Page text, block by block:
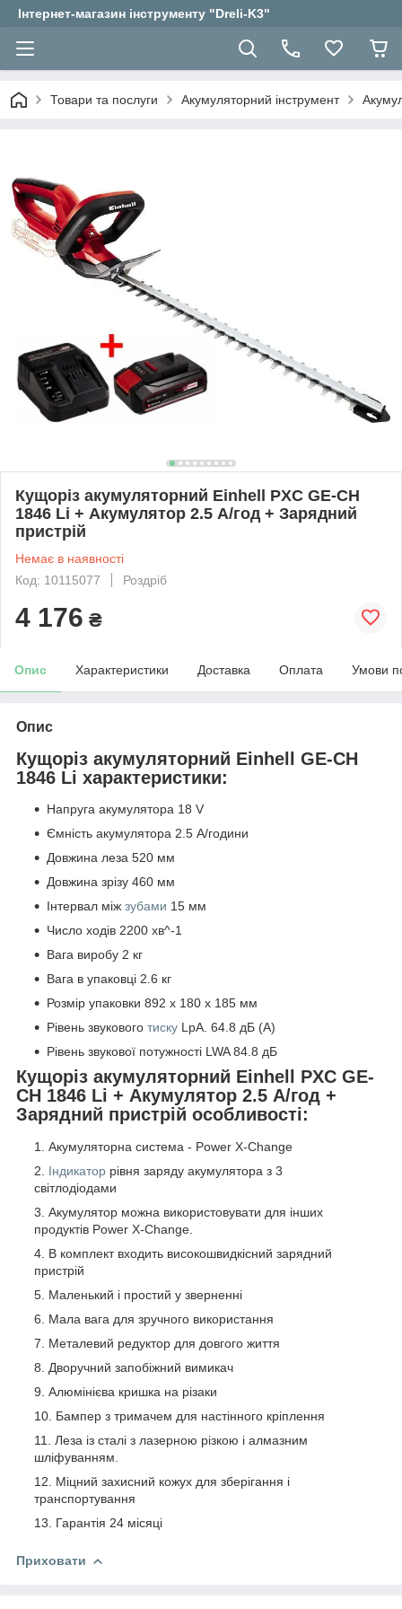
Інтернет-магазин інструменту "Dreli-K3"
Товари та послуги Акумуляторний інструмент
Кущоріз акумуляторний Einhell PXC GE-CH
1846 Li + Акумулятор 2.5 А/год + Зарядний
пристрій
Немає в наявності
Код: 10115077
Роздріб
4 176 ₴
Опис Характеристики Доставка Оплата Умови
Опис
Кущоріз акумуляторний Einhell GE-CH
1846 Li характеристики:
Напруга акумулятора 18 V
Ємність акумулятора 2.5 А/години
Довжина леза 520 мм
Довжина зрізу 460 мм
Інтервал між зубами 15 мм
Число ходів 2200 хв^-1
Вага виробу 2 кг
Вага в упаковці 2.6 кг
Розмір упаковки 892 x 180 x 185 мм
Рівень звукового тиску LpA. 64.8 дБ (A)
Рівень звукової потужності LWA 84.8 дБ
Кущоріз акумуляторний Einhell PXC GE-
CH 1846 Li + Акумулятор 2.5 А/год +
Зарядний пристрій особливості:
Акумуляторна система - Power X-Change
Індикатор рівня заряду акумулятора з 3
світлодіодами
Акумулятор можна використовувати для інших
продуктів Power X-Change.
В комплект входить високошвидкісний зарядний
пристрій
Маленький і простий у зверненні
Мала вага для зручного використання
Металевий редуктор для довгого життя
Дворучний запобіжний вимикач
Алюмінієва кришка на різаки
Бампер з тримачем для настінного кріплення
Леза із сталі з лазерною різкою і алмазним
шліфуванням.
Міцний захисний кожух для зберігання і
транспортування
Гарантія 24 місяці
Приховати